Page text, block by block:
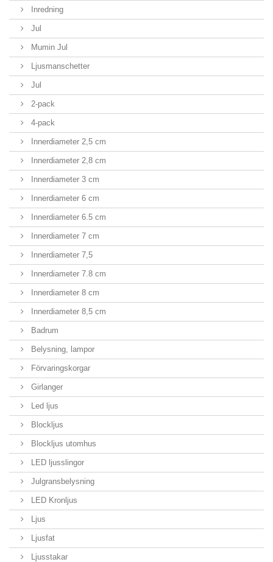
Inredning
Jul
Mumin Jul
Ljusmanschetter
Jul
2-pack
4-pack
Innerdiameter 2,5 cm
Innerdiameter 2,8 cm
Innerdiameter 3 cm
Innerdiameter 6 cm
Innerdiameter 6.5 cm
Innerdiameter 7 cm
Innerdiameter 7,5
Innerdiameter 7.8 cm
Innerdiameter 8 cm
Innerdiameter 8,5 cm
Badrum
Belysning, lampor
Förvaringskorgar
Girlanger
Led ljus
Blockljus
Blockljus utomhus
LED ljusslingor
Julgransbelysning
LED Kronljus
Ljus
Ljusfat
Ljusstakar